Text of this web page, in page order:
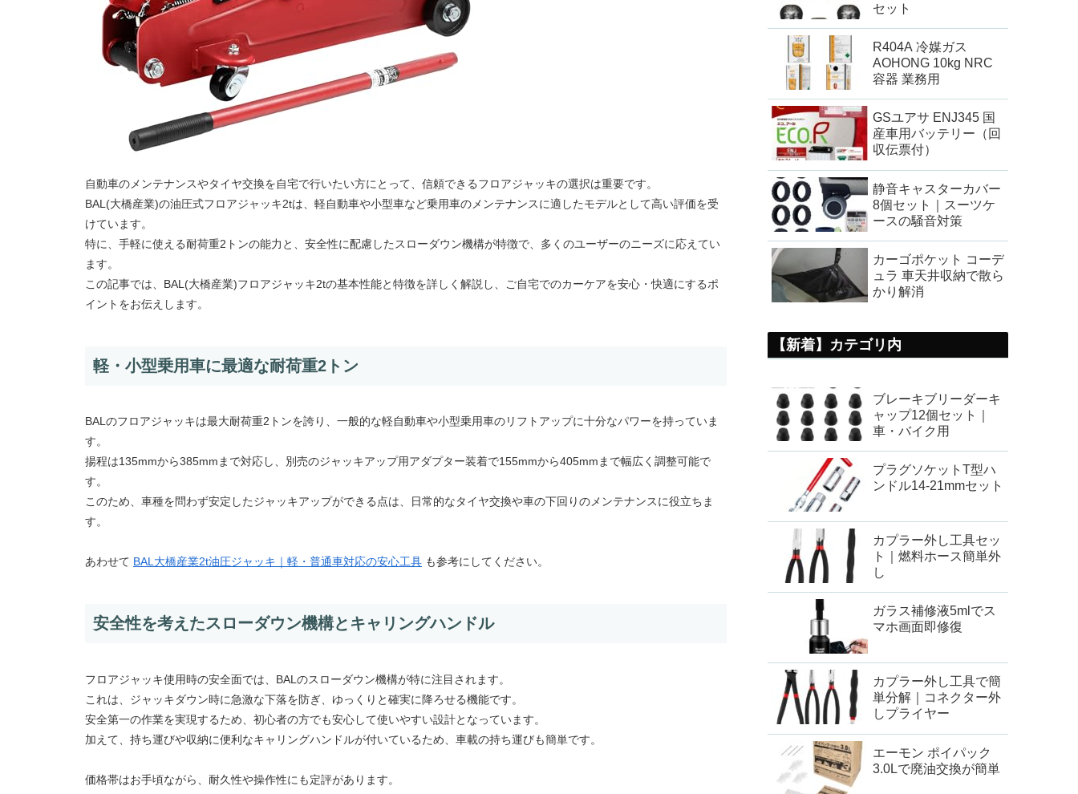
自動車のメンテナンスやタイヤ交換を自宅で行いたい方にとって、信頼できるフロアジャッキの選択は重要です。
BAL(大橋産業)の油圧式フロアジャッキ2tは、軽自動車や小型車など乗用車のメンテナンスに適したモデルとして高い評価を受
けています。
特に、手軽に使える耐荷重2トンの能力と、安全性に配慮したスローダウン機構が特徴で、多くのユーザーのニーズに応えてい
ます。
この記事では、BAL(大橋産業)フロアジャッキ2tの基本性能と特徴を詳しく解説し、ご自宅でのカーケアを安心・快適にするポ
イントをお伝えします。
軽・小型乗用車に最適な耐荷重2トン
BALのフロアジャッキは最大耐荷重2トンを誇り、一般的な軽自動車や小型乗用車のリフトアップに十分なパワーを持っていま
す。
揚程は135mmから385mmまで対応し、別売のジャッキアップ用アダプター装着で155mmから405mmまで幅広く調整可能で
す。
このため、車種を問わず安定したジャッキアップができる点は、日常的なタイヤ交換や車の下回りのメンテナンスに役立ちま
す。
あわせて BAL大橋産業2t油圧ジャッキ｜軽・普通車対応の安心工具 も参考にしてください。
安全性を考えたスローダウン機構とキャリングハンドル
フロアジャッキ使用時の安全面では、BALのスローダウン機構が特に注目されます。
これは、ジャッキダウン時に急激な下落を防ぎ、ゆっくりと確実に降ろせる機能です。
安全第一の作業を実現するため、初心者の方でも安心して使いやすい設計となっています。
加えて、持ち運びや収納に便利なキャリングハンドルが付いているため、車載の持ち運びも簡単です。
価格帯はお手頃ながら、耐久性や操作性にも定評があります。
セット
R404A 冷媒ガス
AOHONG 10kg NRC
容器 業務用
GSユアサ ENJ345 国
産車用バッテリー（回
収伝票付）
静音キャスターカバー
8個セット｜スーツケ
ースの騒音対策
カーゴポケット コーデ
ュラ 車天井収納で散ら
かり解消
【新着】カテゴリ内
ブレーキブリーダーキ
ャップ12個セット｜
車・バイク用
プラグソケットT型ハ
ンドル14-21mmセット
カプラー外し工具セッ
ト｜燃料ホース簡単外
し
ガラス補修液5mlでス
マホ画面即修復
カプラー外し工具で簡
単分解｜コネクター外
しプライヤー
エーモン ポイパック
3.0Lで廃油交換が簡単